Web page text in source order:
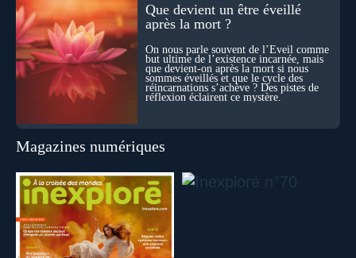
Que devient un être éveillé
après la mort ?
On nous parle souvent de l’Éveil comme
but ultime de l’existence incarnée, mais
que devient-on après la mort si nous
sommes éveillés et que le cycle des
réincarnations s’achève ? Des pistes de
réflexion éclairent ce mystère.
Magazines numériques